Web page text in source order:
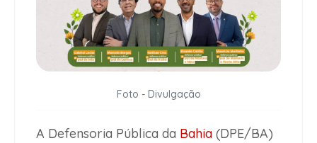
Foto - Divulgação
A Defensoria Pública da Bahia (DPE/BA)